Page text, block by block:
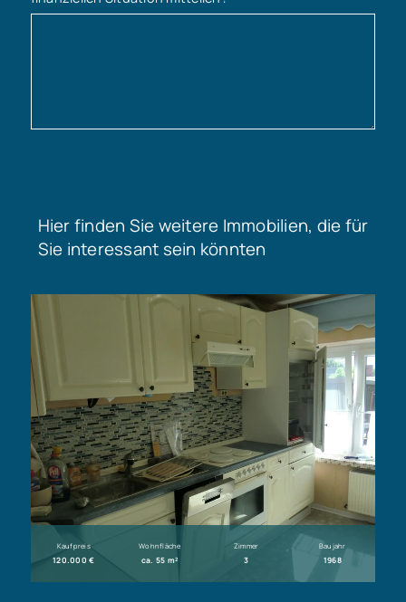
Hier finden Sie weitere Immobilien, die für
Sie interessant sein könnten
Kaufpreis
120.000 €
Wohnfläche
ca. 55 m²
Zimmer
3
Baujahr
1968